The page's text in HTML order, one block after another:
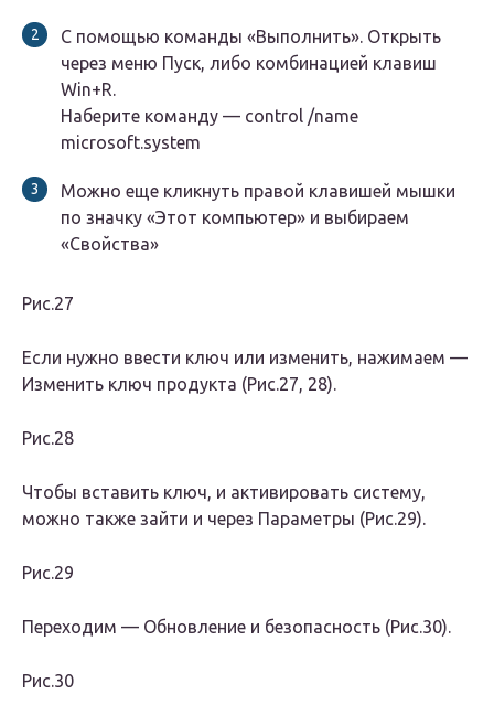
С помощью команды «Выполнить». Открыть
через меню Пуск, либо комбинацией клавиш
Win+R.
Наберите команду — control /name
microsoft.system
Можно еще кликнуть правой клавишей мышки
по значку «Этот компьютер» и выбираем
«Свойства»
Рис.27
Если нужно ввести ключ или изменить, нажимаем —
Изменить ключ продукта (Рис.27, 28).
Рис.28
Чтобы вставить ключ, и активировать систему,
можно также зайти и через Параметры (Рис.29).
Рис.29
Переходим — Обновление и безопасность (Рис.30).
Рис.30